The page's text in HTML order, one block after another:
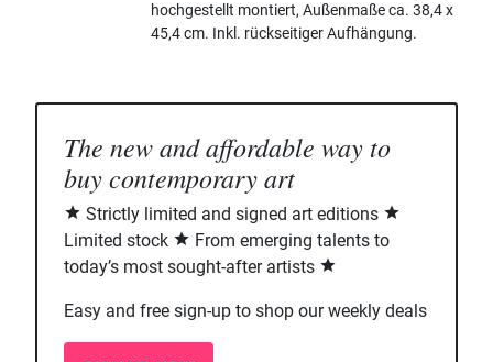
hochgestellt montiert, Außenmaße ca. 38,4 x
45,4 cm. Inkl. rückseitiger Aufhängung.
The new and affordable way to
buy contemporary art
Strictly limited and signed art editions
Limited stock
From emerging talents to
today’s most sought-after artists
Easy and free sign-up to shop our weekly deals